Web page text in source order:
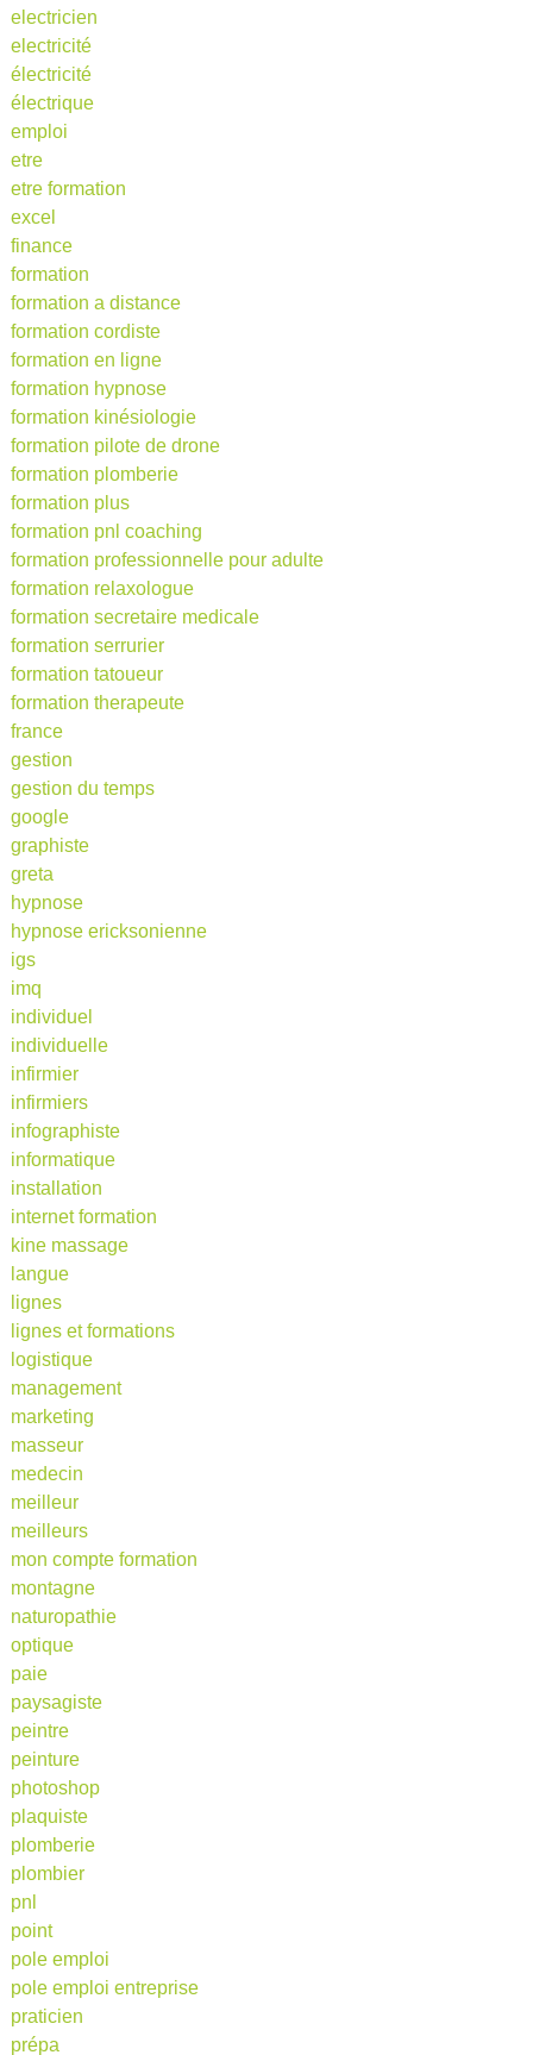
electricien
electricité
électricité
électrique
emploi
etre
etre formation
excel
finance
formation
formation a distance
formation cordiste
formation en ligne
formation hypnose
formation kinésiologie
formation pilote de drone
formation plomberie
formation plus
formation pnl coaching
formation professionnelle pour adulte
formation relaxologue
formation secretaire medicale
formation serrurier
formation tatoueur
formation therapeute
france
gestion
gestion du temps
google
graphiste
greta
hypnose
hypnose ericksonienne
igs
imq
individuel
individuelle
infirmier
infirmiers
infographiste
informatique
installation
internet formation
kine massage
langue
lignes
lignes et formations
logistique
management
marketing
masseur
medecin
meilleur
meilleurs
mon compte formation
montagne
naturopathie
optique
paie
paysagiste
peintre
peinture
photoshop
plaquiste
plomberie
plombier
pnl
point
pole emploi
pole emploi entreprise
praticien
prépa